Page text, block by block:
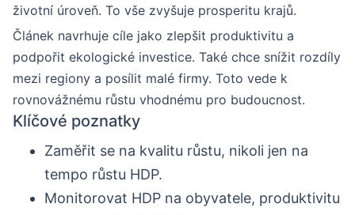
životní úroveň. To vše zvyšuje prosperitu krajů.
Článek navrhuje cíle jako zlepšit produktivitu a
podpořit ekologické investice. Také chce snížit rozdíly
mezi regiony a posílit malé firmy. Toto vede k
rovnovážnému růstu vhodnému pro budoucnost.
Klíčové poznatky
Zaměřit se na kvalitu růstu, nikoli jen na
tempo růstu HDP.
Monitorovat HDP na obyvatele, produktivitu